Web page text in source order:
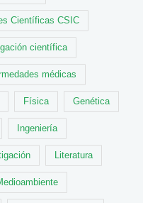
Científicas CSIC
científica
médicas
Física Genética
Ingeniería
Literatura